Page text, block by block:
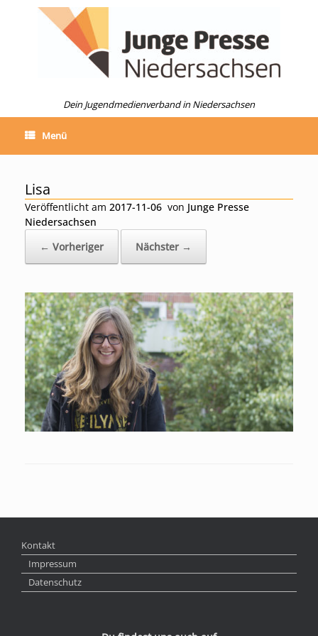
Dein Jugendmedienverband in Niedersachsen
Menü
Lisa
Veröffentlicht am 2017-11-06 von Junge Presse
Niedersachsen
← Vorheriger
Nächster →
Kontakt
Impressum
Datenschutz